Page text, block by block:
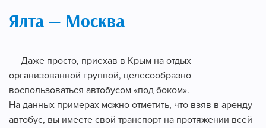
Ялта — Москва
Даже просто, приехав в Крым на отдых
организованной группой, целесообразно
воспользоваться автобусом «под боком».
На данных примерах можно отметить, что взяв в аренду
автобус, вы имеете свой транспорт на протяжении всей